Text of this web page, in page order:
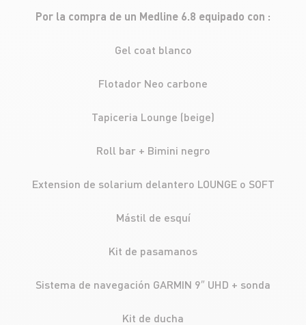
Por la compra de un Medline 6.8 equipado con :
Gel coat blanco
Flotador Neo carbone
Tapiceria Lounge (beige)
Roll bar + Bimini negro
Extension de solarium delantero LOUNGE o SOFT
Mástil de esquí
Kit de pasamanos
Sistema de navegación GARMIN 9″ UHD + sonda
Kit de ducha